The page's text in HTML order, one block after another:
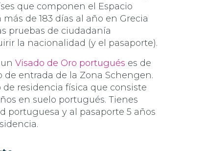
que componen el Espacio
de 183 días al año en Grecia
pruebas de ciudadanía
la nacionalidad (y el pasaporte).
Visado de Oro portugués es de
de entrada de la Zona Schengen.
residencia física que consiste
en suelo portugués. Tienes
portuguesa y al pasaporte 5 años